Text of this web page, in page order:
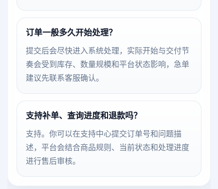
订单一般多久开始处理？
提交后会尽快进入系统处理，实际开始与交付节
奏会受到库存、数量规模和平台状态影响，急单
建议先联系客服确认。
支持补单、查询进度和退款吗？
支持。你可以在支持中心提交订单号和问题描
述，平台会结合商品规则、当前状态和处理进度
进行售后审核。